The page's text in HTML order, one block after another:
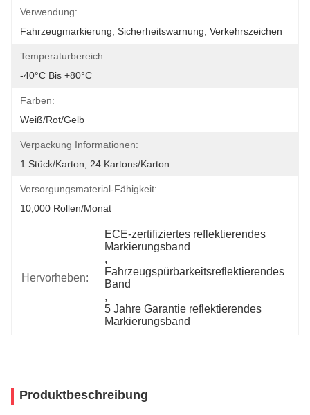
Verwendung:
Fahrzeugmarkierung, Sicherheitswarnung, Verkehrszeichen
Temperaturbereich:
-40°C Bis +80°C
Farben:
Weiß/rot/gelb
Verpackung Informationen:
1 Stück/Karton, 24 Kartons/Karton
Versorgungsmaterial-Fähigkeit:
10,000 Rollen/Monat
Hervorheben:
ECE-zertifiziertes reflektierendes
Markierungsband
,
Fahrzeugspürbarkeitsreflektierendes
Band
,
5 Jahre Garantie reflektierendes
Markierungsband
Produktbeschreibung